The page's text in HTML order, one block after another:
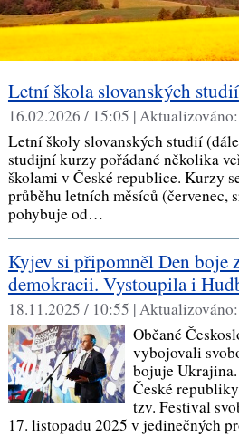
​Letní škola slovanských studií
16.02.2026 / 15:05 |Aktualizováno:
Letní školy slovanských studií
studijní kurzy pořádané několika
školami v České republice. Kurzy
průběhu letních měsíců (červenec,
pohybuje od…
Kyjev si připomněl Den boje
demokracii. Vystoupila i
18.11.2025 / 10:55 |Aktualizováno:
Občané
vybojovali
bojuje
České
tzv. Festival
17. listopadu 2025 v jedinečných